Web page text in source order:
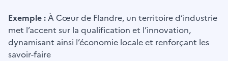
Exemple :À Cœur de Flandre, un territoire d’industrie
met l’accent sur la qualification et l’innovation,
dynamisant ainsi l’économie locale et renforçant les
savoir-faire